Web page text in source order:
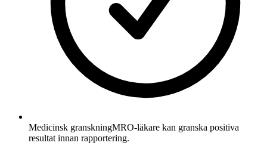
Medicinsk granskningMRO-läkare kan granska positiva
resultat innan rapportering.